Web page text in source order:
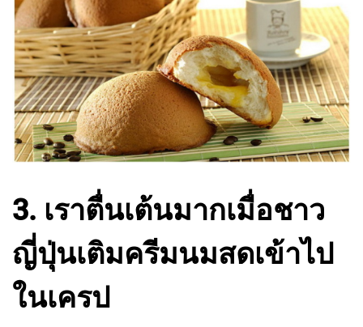
3. เราตื่นเต้นมากเมื่อชาว
ญี่ปุ่นเติมครีมนมสดเข้าไป
ในเครป